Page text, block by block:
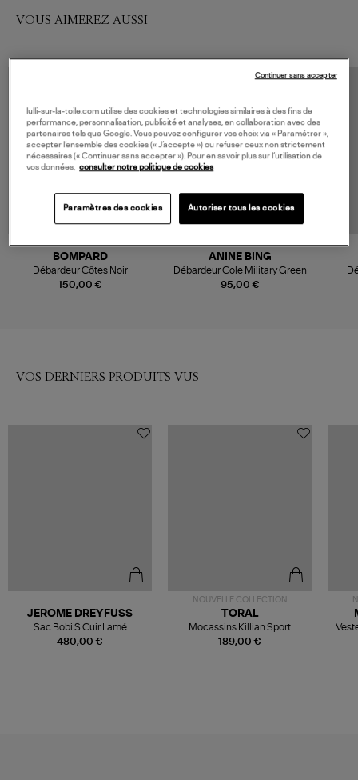
VOUS AIMEREZ AUSSI
150,00 €
BOMPARD
Débardeur Côtes Noir
95,00 €
ANINE BING
Débardeur Cole Military Green
VOS DERNIERS PRODUITS VUS
480,00 €
JEROME DREYFUSS
Sac Bobi S Cuir Lamé
Champagne
NOUVELLE COLLECTION
189,00 €
TORAL
Mocassins Killian Sport
Mousse
lulli-sur-la-toile.com utilise des cookies et technologies similaires à des fins de
performance, personnalisation, publicité et analyses, en collaboration avec des
partenaires tels que Google. Vous pouvez configurer vos choix via « Paramétrer »,
accepter l’ensemble des cookies (« J’accepte ») ou refuser ceux non strictement
nécessaires (« Continuer sans accepter »). Pour en savoir plus sur l’utilisation de
vos données,
consulter notre politique de cookies
Paramètres des cookies Autoriser tous les cookies
Continuer sans accepter